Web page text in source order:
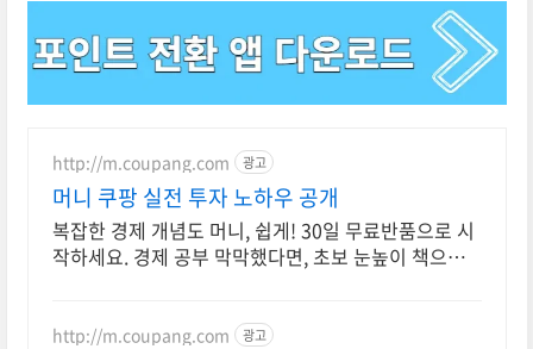
http://m.coupang.com 광고
머니 쿠팡 실전 투자 노하우 공개
복잡한 경제 개념도 머니, 쉽게! 30일 무료반품으로 시
작하세요. 경제 공부 막막했다면, 초보 눈높이 책으로
http://m.coupang.com 광고